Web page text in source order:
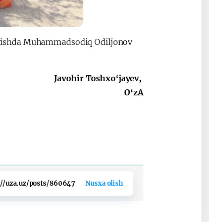
Muhammadsodiq Odiljonov
Javohir Toshxo‘jayev,
O‘zA
uza.uz/posts/860647 Nusxa olish